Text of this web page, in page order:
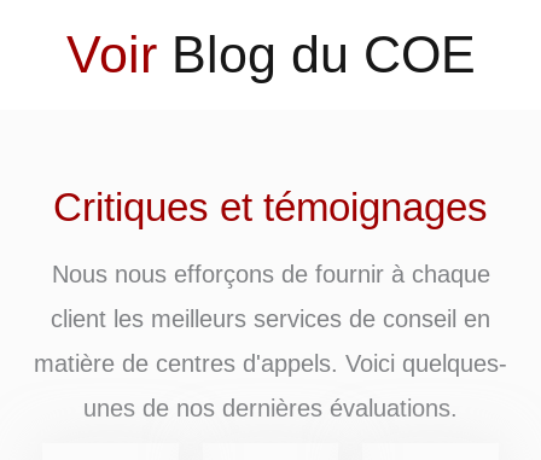
Voir Blog du COE
Critiques et témoignages
Nous nous efforçons de fournir à chaque
client les meilleurs services de conseil en
matière de centres d'appels. Voici quelques-
unes de nos dernières évaluations.